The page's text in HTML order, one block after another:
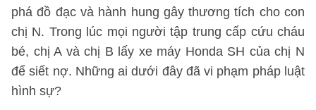
phá đồ đạc và hành hung gây thương tích cho con
chị N. Trong lúc mọi người tập trung cấp cứu cháu
bé, chị A và chị B lấy xe máy Honda SH của chị N
để siết nợ. Những ai dưới đây đã vi phạm pháp luật
hình sự?